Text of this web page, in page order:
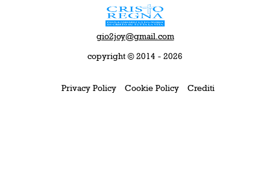
gio2joy@gmail.com
copyright © 2014 - 2026
Privacy Policy Cookie Policy Crediti